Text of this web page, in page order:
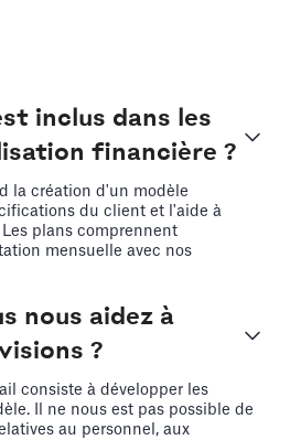
inclus dans les
financière ?
la création d'un modèle
du client et l'aide à
plans comprennent
mensuelle avec nos
nous aidez à
?
consiste à développer les
Il ne nous est pas possible de
au personnel, aux